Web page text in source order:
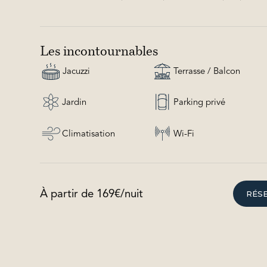
Les incontournables
Jacuzzi Terrasse / Balcon
Jardin Parking privé
Climatisation Wi-Fi
À partir de 169€/nuit